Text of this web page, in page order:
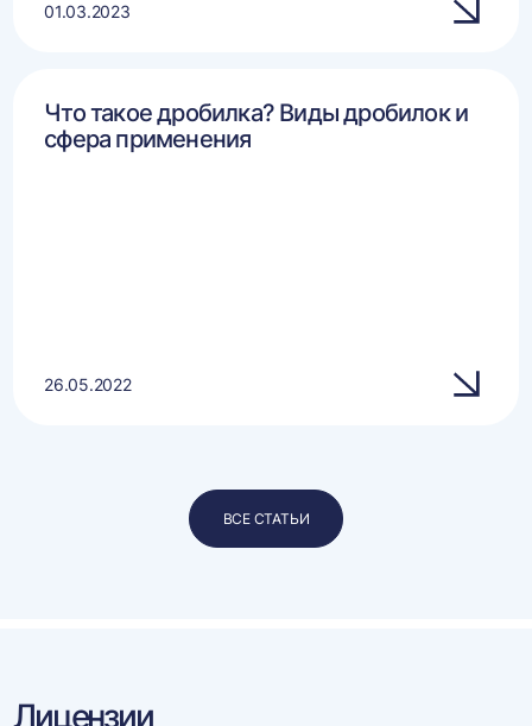
01.03.2023
Что такое дробилка? Виды дробилок и
сфера применения
26.05.2022
ВСЕ СТАТЬИ
Лицензии